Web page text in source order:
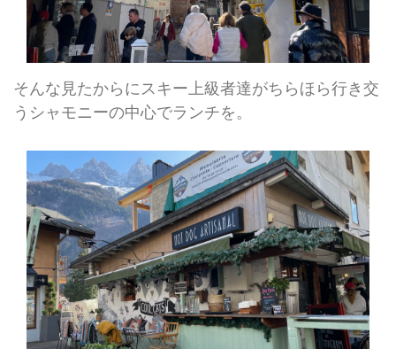
そんな見たからにスキー上級者達がちらほら行き交
うシャモニーの中心でランチを。